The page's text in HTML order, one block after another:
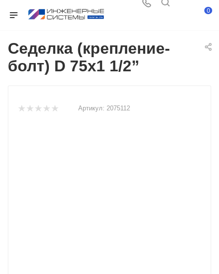
0
Седелка (крепление-
болт) D 75х1 1/2”
Артикул: 2075112